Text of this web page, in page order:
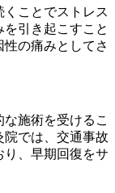
ことでストレス
引き起こすこと
の痛みとしてさ
施術を受けるこ
院では、交通事故
、早期回復をサ